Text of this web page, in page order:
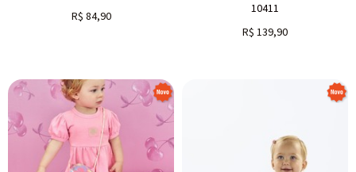
R$ 84,90
10411
R$ 139,90